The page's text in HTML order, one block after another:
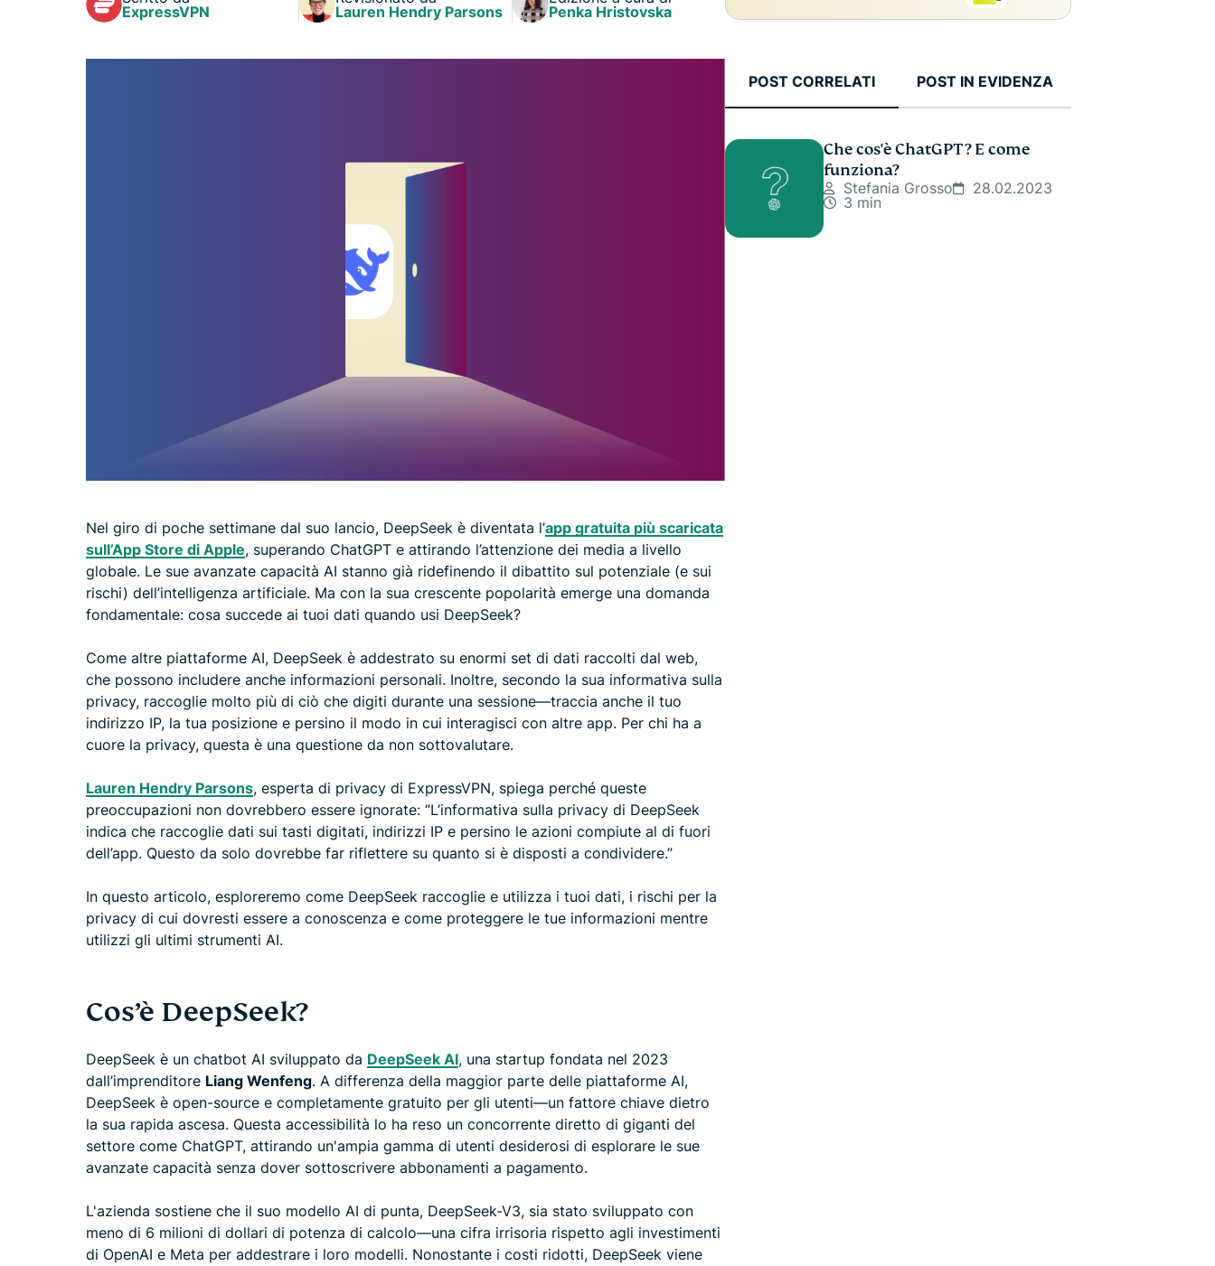
altro.
che mette al
ExpressVPN
Lauren Hendry Parsons
Penka Hristovska
Nel giro di poche settimane dal suo lancio, DeepSeek è diventata l’app gratuita più scaricata
sull’App Store di Apple, superando ChatGPT e attirando l’attenzione dei media a livello
globale. Le sue avanzate capacità AI stanno già ridefinendo il dibattito sul potenziale (e sui
rischi) dell’intelligenza artificiale. Ma con la sua crescente popolarità emerge una domanda
fondamentale: cosa succede ai tuoi dati quando usi DeepSeek?
Come altre piattaforme AI, DeepSeek è addestrato su enormi set di dati raccolti dal web,
che possono includere anche informazioni personali. Inoltre, secondo la sua informativa sulla
privacy, raccoglie molto più di ciò che digiti durante una sessione—traccia anche il tuo
indirizzo IP, la tua posizione e persino il modo in cui interagisci con altre app. Per chi ha a
cuore la privacy, questa è una questione da non sottovalutare.
Lauren Hendry Parsons, esperta di privacy di ExpressVPN, spiega perché queste
preoccupazioni non dovrebbero essere ignorate: “L’informativa sulla privacy di DeepSeek
indica che raccoglie dati sui tasti digitati, indirizzi IP e persino le azioni compiute al di fuori
dell’app. Questo da solo dovrebbe far riflettere su quanto si è disposti a condividere.”
In questo articolo, esploreremo come DeepSeek raccoglie e utilizza i tuoi dati, i rischi per la
privacy di cui dovresti essere a conoscenza e come proteggere le tue informazioni mentre
utilizzi gli ultimi strumenti AI.
Cos’è DeepSeek?
DeepSeek è un chatbot AI sviluppato da DeepSeek AI, una startup fondata nel 2023
dall’imprenditore Liang Wenfeng. A differenza della maggior parte delle piattaforme AI,
DeepSeek è open-source e completamente gratuito per gli utenti—un fattore chiave dietro
la sua rapida ascesa. Questa accessibilità lo ha reso un concorrente diretto di giganti del
settore come ChatGPT, attirando un'ampia gamma di utenti desiderosi di esplorare le sue
avanzate capacità senza dover sottoscrivere abbonamenti a pagamento.
L'azienda sostiene che il suo modello AI di punta, DeepSeek-V3, sia stato sviluppato con
meno di 6 milioni di dollari di potenza di calcolo—una cifra irrisoria rispetto agli investimenti
di OpenAI e Meta per addestrare i loro modelli. Nonostante i costi ridotti, DeepSeek viene
POST CORRELATI POST IN EVIDENZA
Che cos'è ChatGPT? E come
funziona?
Stefania Grosso
28.02.2023
3 min